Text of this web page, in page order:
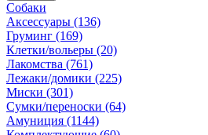
Собаки
Аксессуары (136)
Груминг (169)
Клетки/вольеры (20)
Лакомства (761)
Лежаки/домики (225)
Миски (301)
Сумки/переноски (64)
Амуниция (1144)